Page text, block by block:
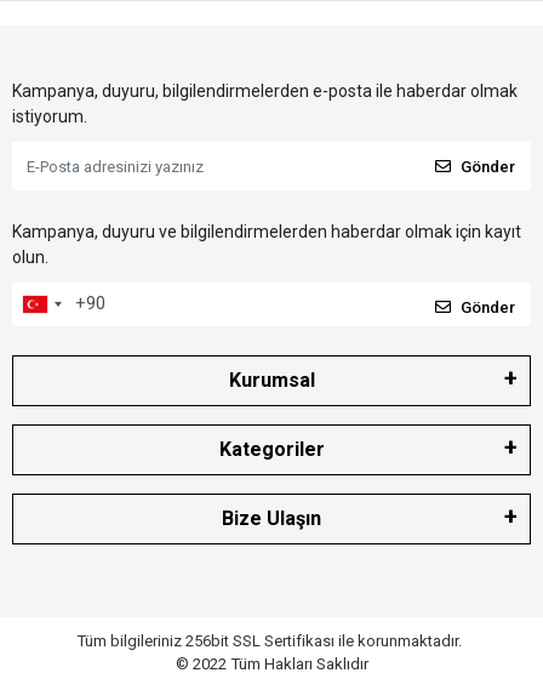
Kampanya, duyuru, bilgilendirmelerden e-posta ile haberdar olmak
istiyorum.
Gönder
Kampanya, duyuru ve bilgilendirmelerden haberdar olmak için kayıt
olun.
Gönder
Kurumsal
Kategoriler
Bize Ulaşın
Tüm bilgileriniz 256bit SSL Sertifikası ile korunmaktadır.
© 2022 Tüm Hakları Saklıdır